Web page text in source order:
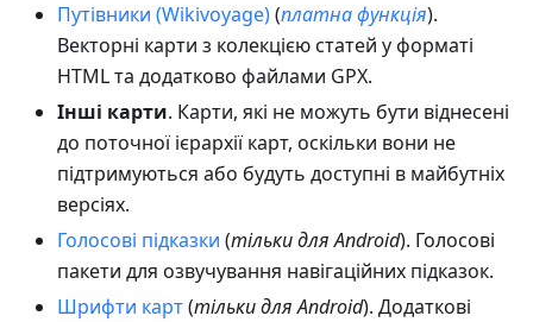
Путівники (Wikivoyage)(платна функція).
Векторні карти з колекцією статей у форматі
HTML та додатково файлами GPX.
Інші карти. Карти, які не можуть бути віднесені
до поточної ієрархії карт, оскільки вони не
підтримуються або будуть доступні в майбутніх
версіях.
Голосові підказки (тільки для Android). Голосові
пакети для озвучування навігаційних підказок.
Шрифти карт(тільки для Android). Додаткові